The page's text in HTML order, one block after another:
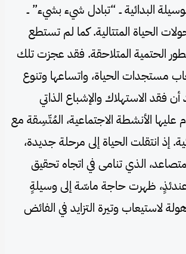
البدائية ــ “تبادل شيء بشيء” ــ
الحياة المتتالية. كما لم تستطع
الحتمية المتلاحقة. فقد عجزت تلك
مستجدات الحياة، واتساعها وتنوع
فقد الاستهلاك والإشباع الذاتي
عليها الأنشطة الاجتماعية، المُتّسِقة مع
إذ انتقلت الحياة إلى مرحلة جديدة،
الذي تنامى في اتجاه تحقيق
ظهرت حاجة ماسّة إلى وسيلةٍ
لاستيعاب وتيرة التزايد في الفائض